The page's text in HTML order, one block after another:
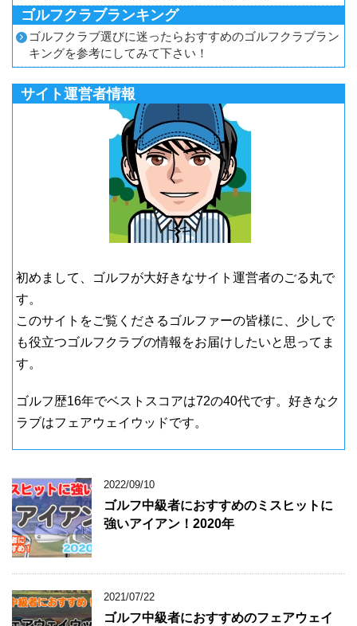
ゴルフクラブランキング
ゴルフクラブ選びに迷ったらおすすめのゴルフクラブラン
キングを参考にしてみて下さい！
サイト運営者情報
初めまして、ゴルフが大好きなサイト運営者のごる丸で
す。
このサイトをご覧くださるゴルファーの皆様に、少しで
も役立つゴルフクラブの情報をお届けしたいと思ってま
す。
ゴルフ歴16年でベストスコアは72の40代です。好きなク
ラブはフェアウェイウッドです。
2022/09/10
ゴルフ中級者におすすめのミスヒットに
強いアイアン！2020年
2021/07/22
ゴルフ中級者におすすめのフェアウェイ